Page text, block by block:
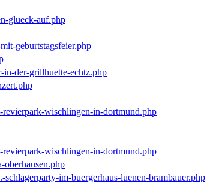
glueck-auf.php
geburtstagsfeier.php
in-der-grillhuette-echtz.php
wischlingen-in-dortmund.php
wischlingen-in-dortmund.php
oberhausen.php
im-buergerhaus-luenen-brambauer.php